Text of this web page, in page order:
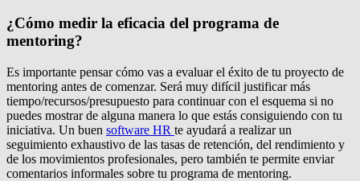
¿Cómo medir la eficacia del programa de
mentoring?
Es importante pensar cómo vas a evaluar el éxito de tu proyecto de
mentoring antes de comenzar. Será muy difícil justificar más
tiempo/recursos/presupuesto para continuar con el esquema si no
puedes mostrar de alguna manera lo que estás consiguiendo con tu
iniciativa. Un buen software HR te ayudará a realizar un
seguimiento exhaustivo de las tasas de retención, del rendimiento y
de los movimientos profesionales, pero también te permite enviar
comentarios informales sobre tu programa de mentoring.